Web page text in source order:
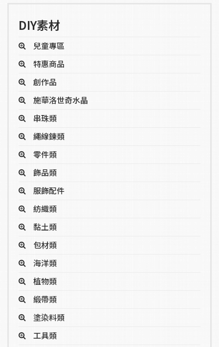
DIY素材
兒童專區
特惠商品
創作品
施華洛世奇水晶
串珠類
繩線鍊類
零件類
飾品類
服飾配件
紡織類
黏土類
包材類
海洋類
植物類
緞帶類
塗染料類
工具類